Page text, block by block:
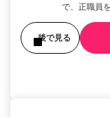
で、正職員
後で見る